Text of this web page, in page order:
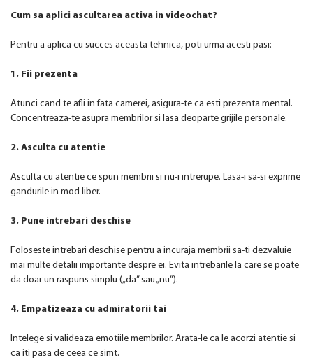
Cum sa aplici ascultarea activa in videochat?
Pentru a aplica cu succes aceasta tehnica, poti urma acesti pasi:
1. Fii prezenta
Atunci cand te afli in fata camerei, asigura-te ca esti prezenta mental.
Concentreaza-te asupra membrilor si lasa deoparte grijile personale.
2. Asculta cu atentie
Asculta cu atentie ce spun membrii si nu-i intrerupe. Lasa-i sa-si exprime
gandurile in mod liber.
3. Pune intrebari deschise
Foloseste intrebari deschise pentru a incuraja membrii sa-ti dezvaluie
mai multe detalii importante despre ei. Evita intrebarile la care se poate
da doar un raspuns simplu („da” sau „nu”).
4. Empatizeaza cu admiratorii tai
Intelege si valideaza emotiile membrilor. Arata-le ca le acorzi atentie si
ca iti pasa de ceea ce simt.